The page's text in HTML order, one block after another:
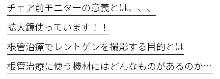
チェア前モニターの意義とは、、、
拡大鏡使っています！！
根管治療でレントゲンを撮影する目的とは
根管治療に使う機材にはどんなものがあるのか？？